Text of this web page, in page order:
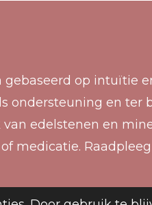
op intuïtie
ondersteuning en ter
edelstenen en
medicatie.